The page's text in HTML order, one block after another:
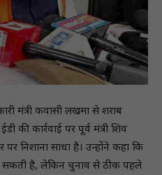
मंत्री कवासी लखमा से शराब
की कार्रवाई पर पूर्व मंत्री शिव
पर निशाना साधा है। उन्होंने कहा क‍ि
सकती है, लेकिन चुनाव से ठीक पहले